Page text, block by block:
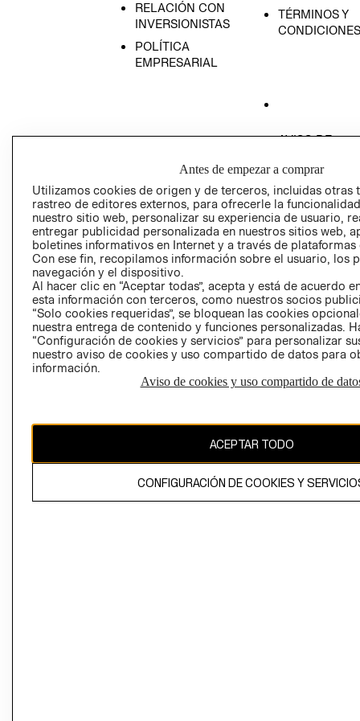
RELACIÓN CON
INVERSIONISTAS
POLÍTICA
EMPRESARIAL
TÉRMINOS Y
CONDICIONES
AVISO DE
GIFT CARD
AVISO DE
Perú (S/)
CAMBIAR REGIÓN
propiedad de H&M Hennes & Mauritz AB
Antes de empezar a comprar
Utilizamos cookies de origen y de terceros, incluidas otras
rastreo de editores externos, para ofrecerle la
nuestro sitio web, personalizar su experiencia de usuario,
entregar publicidad personalizada en nuestros sitios web,
boletines informativos en Internet y a través de plataformas
Con ese fin, recopilamos información sobre el usuario, los
navegación y el dispositivo.
Al hacer clic en “Aceptar todas”, acepta y está de acuerdo
esta información con terceros, como nuestros socios
“Solo cookies requeridas”, se bloquean las cookies
nuestra entrega de contenido y funciones personalizadas.
“Configuración de cookies y servicios” para personalizar
nuestro aviso de cookies y uso compartido de datos para
información.
Aviso de cookies y uso compartido de
ACEPTAR TODO
CONFIGURACIÓN DE COOKIES Y